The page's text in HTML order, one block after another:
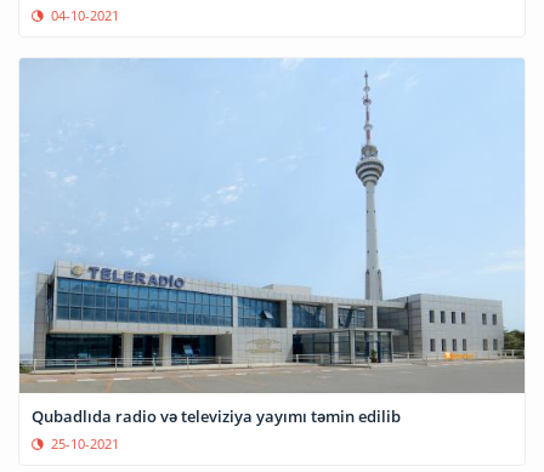
04-10-2021
Qubadlıda radio və televiziya yayımı təmin edilib
25-10-2021